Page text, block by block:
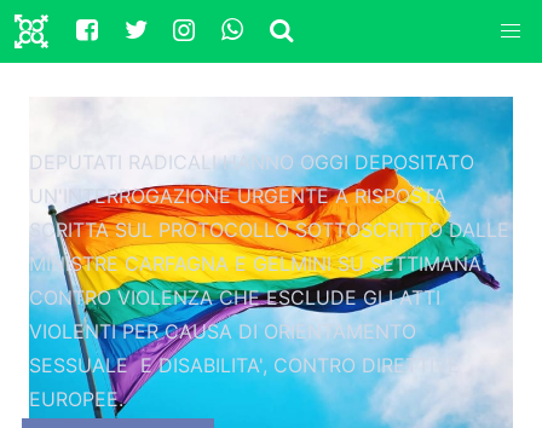
DEPUTATI RADICALI HANNO OGGI DEPOSITATO
UN'INTERROGAZIONE URGENTE A RISPOSTA
SCRITTA SUL PROTOCOLLO SOTTOSCRITTO DALLE
MINISTRE CARFAGNA E GELMINI SU SETTIMANA
CONTRO VIOLENZA CHE ESCLUDE GLI ATTI
VIOLENTI PER CAUSA DI ORIENTAMENTO
SESSUALE E DISABILITA', CONTRO DIRETTIVE
EUROPEE.